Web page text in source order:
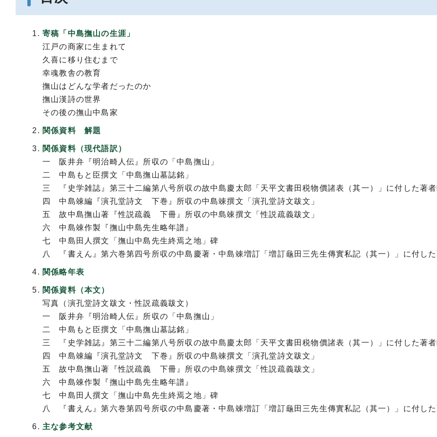
寄稿「中島撫山の生涯」
江戸の商家に生まれて
久喜に移り住むまで
幸魂教舎の教育
撫山はどんな学者だったのか
撫山漢詩の世界
その後の撫山中島家
関係資料 解題
関係資料（現代語訳）
一 阪井弁『明治畸人伝』所収の「中島撫山」
二 中島もと臣撰文「中島撫山墓誌銘」
三 『史学雑誌』第三十二編第八号所収の故中島慶太郎「天平文書田税物價諸表（其一）」に付した著
四 中島竦編『演孔堂詩文 下巻』所収の中島竦撰文「演孔堂詩文跋文」
五 故中島撫山著『性説疏義 下冊』所収の中島竦撰文「性説疏義跋文」
六 中島竦作製『撫山中島先生略年譜』
七 中島田人撰文「撫山中島先生終焉之地」碑
八 『書えん』第六巻第四号所収の中島慶著・中島竦増訂「増訂龜田三先生傳實私記（其一）」に付し
関係略年表
関係資料（本文）
写真（演孔堂詩文跋文・性説疏義跋文）
一 阪井弁『明治畸人伝』所収の「中島撫山」
二 中島もと臣撰文「中島撫山墓誌銘」
三 『史学雑誌』第三十二編第八号所収の故中島慶太郎「天平文書田税物價諸表（其一）」に付した著
四 中島竦編『演孔堂詩文 下巻』所収の中島竦撰文「演孔堂詩文跋文」
五 故中島撫山著『性説疏義 下冊』所収の中島竦撰文「性説疏義跋文」
六 中島竦作製『撫山中島先生略年譜』
七 中島田人撰文「撫山中島先生終焉之地」碑
八 『書えん』第六巻第四号所収の中島慶著・中島竦増訂「増訂龜田三先生傳實私記（其一）」に付し
主な参考文献